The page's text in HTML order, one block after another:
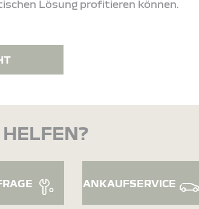
Lösung profitieren können.
ANKAUFSERVICE